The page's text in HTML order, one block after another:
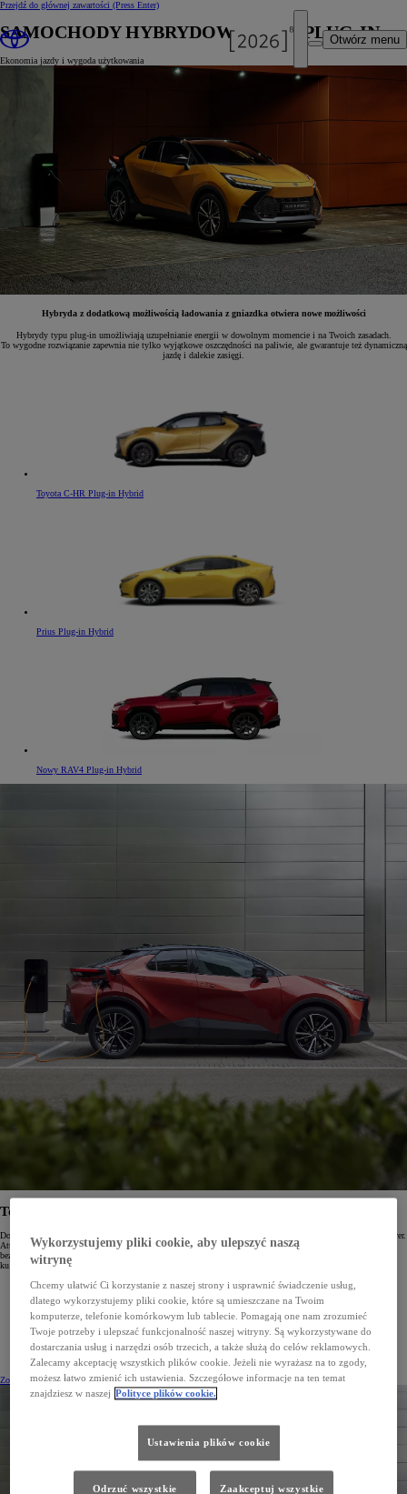
Przejdź do głównej zawartości (Press Enter)
Otwórz menu
SAMOCHODY HYBRYDOWE TYPU PLUG-IN
Ekonomia jazdy i wygoda użytkowania
Hybryda z dodatkową możliwością ładowania z gniazdka otwiera nowe możliwości
Hybrydy typu plug-in umożliwiają uzupełnianie energii w dowolnym momencie i na Twoich zasadach.
To wygodne rozwiązanie zapewnia nie tylko wyjątkowe oszczędności na paliwie, ale gwarantuje też dynamiczną
jazdę i dalekie zasięgi.
Toyota C-HR Plug-in Hybrid
Prius Plug-in Hybrid
Nowy RAV4 Plug-in Hybrid
Toyota C-HR Plug-in Hybrid
Doskonały design i równie zachwycające właściwości jezdne w przyciągającym wzrok nadwoziu typu crossover.
Atuty, takie jak możliwość ładowania baterii ze zwykłego gniazdka domowego, zaawansowane systemy
bezpieczeństwa czy zastosowany po raz pierwszy w Toyocie geofencing, pozwalają ruszać pewnie
ku przyszłości.
Do 804 km zasięgu przy wykorzystaniu obu trybów jazdy
Średnie zużycie paliwa 0,8–0,9 l/100 km
Geofencing automatycznie zmieniający źródło napędu w zależności od lokalizacji
Zobacz cennik(Opens in new window) Dowiedz się więcej
Wykorzystujemy pliki cookie, aby ulepszyć naszą
witrynę
Chcemy ułatwić Ci korzystanie z naszej strony i usprawnić świadczenie usług,
dlatego wykorzystujemy pliki cookie, które są umieszczane na Twoim
komputerze, telefonie komórkowym lub tablecie. Pomagają one nam zrozumieć
Twoje potrzeby i ulepszać funkcjonalność naszej witryny. Są wykorzystywane do
dostarczania usług i narzędzi osób trzecich, a także służą do celów reklamowych.
Zalecamy akceptację wszystkich plików cookie. Jeżeli nie wyrażasz na to zgody,
możesz łatwo zmienić ich ustawienia. Szczegółowe informacje na ten temat
znajdziesz w naszej Polityce plików cookie.
Ustawienia plików cookie
Odrzuć wszystkie Zaakceptuj wszystkie